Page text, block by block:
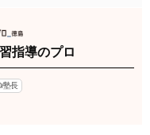
指導のプロ
塾長